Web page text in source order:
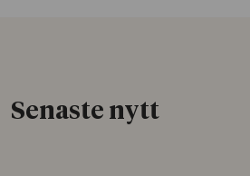
Senaste nytt